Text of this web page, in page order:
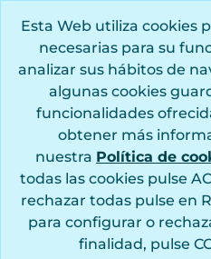
Esta Web utiliza cookies
necesarias para su
analizar sus hábitos de
algunas cookies
funcionalidades
obtener más
nuestra Política de
todas las cookies pulse
rechazar todas pulse en
para configurar o
finalidad, pulse